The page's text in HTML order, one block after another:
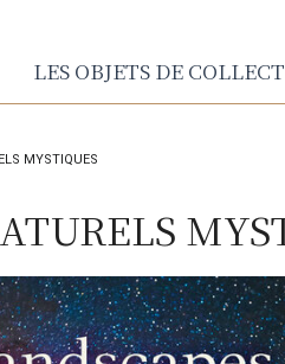
LES OBJETS DE
MYSTIQUES